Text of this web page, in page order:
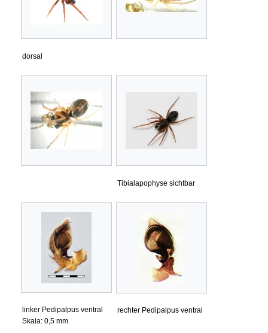
dorsal
Tibialapophyse sichtbar
linker Pedipalpus ventral
Skala: 0,5 mm
rechter Pedipalpus ventral